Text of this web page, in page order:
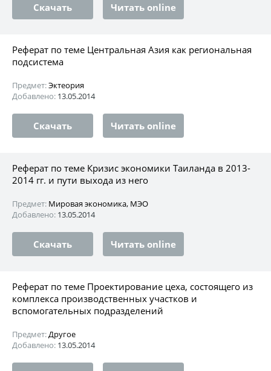
Скачать Читать online
Реферат по теме Центральная Азия как региональная
подсистема
Предмет:Эктеория
Добавлено: 13.05.2014
Скачать Читать online
Реферат по теме Кризис экономики Таиланда в 2013-
2014 гг. и пути выхода из него
Предмет: Мировая экономика, МЭО
Добавлено: 13.05.2014
Скачать Читать online
Реферат по теме Проектирование цеха, состоящего из
комплекса производственных участков и
вспомогательных подразделений
Предмет:Другое
Добавлено: 13.05.2014